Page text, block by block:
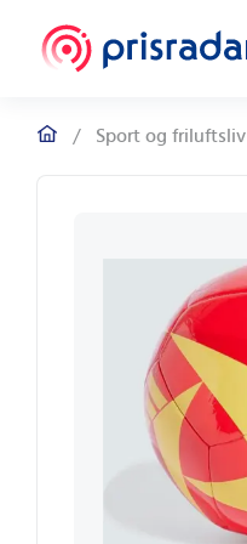
/ Sport og friluftsliv